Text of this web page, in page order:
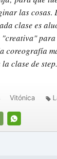
las cosas.
clase es
coreografía
clase de step.
WHATSAPP
Vitónica